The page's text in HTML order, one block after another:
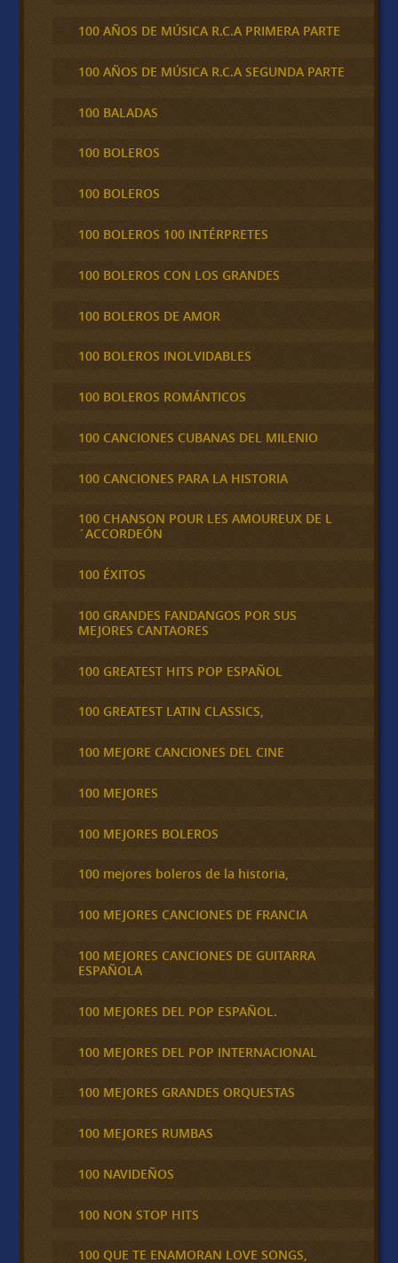
100 AÑOS DE MÚSICA R.C.A PRIMERA PARTE
100 AÑOS DE MÚSICA R.C.A SEGUNDA PARTE
100 BALADAS
100 BOLEROS
100 BOLEROS
100 BOLEROS 100 INTÉRPRETES
100 BOLEROS CON LOS GRANDES
100 BOLEROS DE AMOR
100 BOLEROS INOLVIDABLES
100 BOLEROS ROMÁNTICOS
100 CANCIONES CUBANAS DEL MILENIO
100 CANCIONES PARA LA HISTORIA
100 CHANSON POUR LES AMOUREUX DE L
´ACCORDEÓN
100 ÉXITOS
100 GRANDES FANDANGOS POR SUS
MEJORES CANTAORES
100 GREATEST HITS POP ESPAÑOL
100 GREATEST LATIN CLASSICS,
100 MEJORE CANCIONES DEL CINE
100 MEJORES
100 MEJORES BOLEROS
100 mejores boleros de la historia,
100 MEJORES CANCIONES DE FRANCIA
100 MEJORES CANCIONES DE GUITARRA
ESPAÑOLA
100 MEJORES DEL POP ESPAÑOL.
100 MEJORES DEL POP INTERNACIONAL
100 MEJORES GRANDES ORQUESTAS
100 MEJORES RUMBAS
100 NAVIDEÑOS
100 NON STOP HITS
100 QUE TE ENAMORAN LOVE SONGS,